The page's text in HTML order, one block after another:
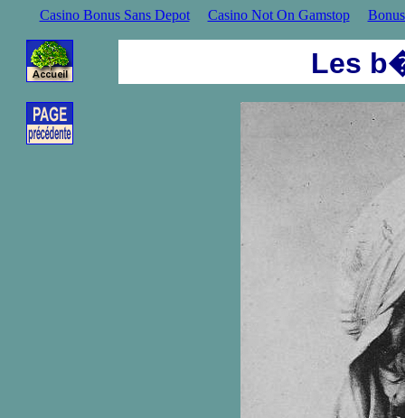
Casino Bonus Sans Depot Casino Not On Gamstop
Les